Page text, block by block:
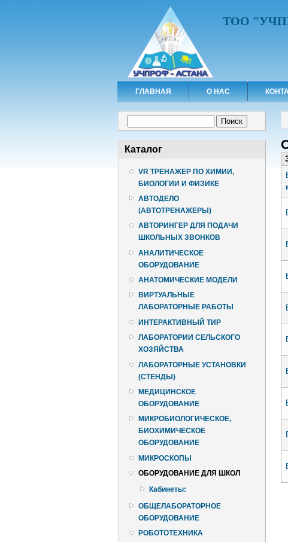
ТОО
ГЛАВНАЯ О НАС
Каталог
VR ТРЕНАЖЕР ПО ХИМИИ,
БИОЛОГИИ И ФИЗИКЕ
АВТОДЕЛО
(АВТОТРЕНАЖЕРЫ)
АВТОРИНГЕР ДЛЯ ПОДАЧИ
ШКОЛЬНЫХ ЗВОНКОВ
АНАЛИТИЧЕСКОЕ
ОБОРУДОВАНИЕ
АНАТОМИЧЕСКИЕ МОДЕЛИ
ВИРТУАЛЬНЫЕ
ЛАБОРАТОРНЫЕ РАБОТЫ
ИНТЕРАКТИВНЫЙ ТИР
ЛАБОРАТОРИИ СЕЛЬСКОГО
ХОЗЯЙСТВА
ЛАБОРАТОРНЫЕ УСТАНОВКИ
(СТЕНДЫ)
МЕДИЦИНСКОЕ
ОБОРУДОВАНИЕ
МИКРОБИОЛОГИЧЕСКОЕ,
БИОХИМИЧЕСКОЕ
ОБОРУДОВАНИЕ
МИКРОСКОПЫ
ОБОРУДОВАНИЕ ДЛЯ ШКОЛ
Кабинеты:
ОБЩЕЛАБОРАТОРНОЕ
ОБОРУДОВАНИЕ
РОБОТОТЕХНИКА